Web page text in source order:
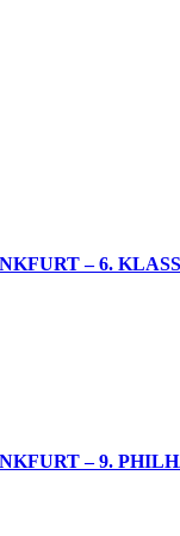
– 6.
– 9.